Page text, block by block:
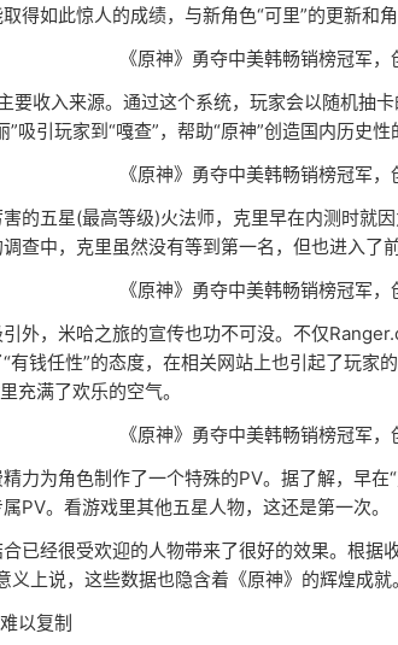
得如此惊人的成绩，与新角色“可里”的更新和
要收入来源。通过这个系统，玩家会以随机抽
吸引玩家到“嘎查”，帮助“原神”创造国内历史性
的五星(最高等级)火法师，克里早在内测时就
查中，克里虽然没有等到第一名，但也进入了
外，米哈之旅的宣传也功不可没。不仅
有钱任性”的态度，在相关网站上也引起了玩家
充满了欢乐的空气。
力为角色制作了一个特殊的PV。据了解，早
PV。看游戏里其他五星人物，这还是第一次。
已经很受欢迎的人物带来了很好的效果。根
义上说，这些数据也隐含着《原神》的辉煌成就。
以复制